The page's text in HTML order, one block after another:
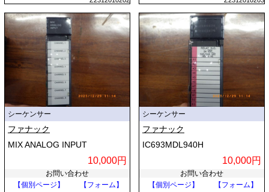
シーケンサー
ファナック
MIX ANALOG INPUT
10,000円
お問い合わせ
【個別ページ】
【フォーム】
シーケンサー
ファナック
IC693MDL940H
10,000円
お問い合わせ
【個別ページ】
【フォーム】